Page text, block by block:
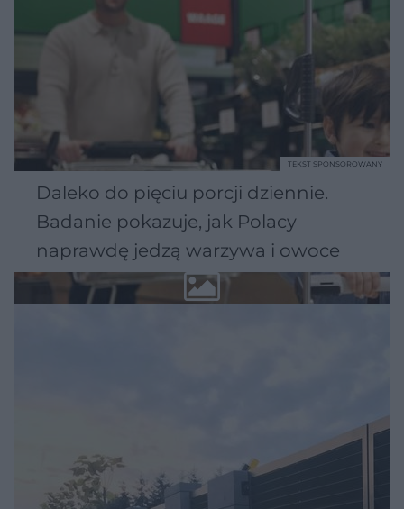
Daleko do pięciu porcji dziennie.
Badanie pokazuje, jak Polacy
naprawdę jedzą warzywa i owoce
TEKST SPONSOROWANY